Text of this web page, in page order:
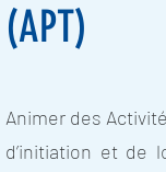
(APT)
Animer des
d’initiation et de